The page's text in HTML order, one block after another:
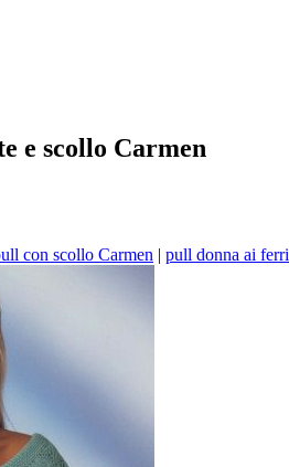
e scollo Carmen
con scollo Carmen | pull donna ai ferri